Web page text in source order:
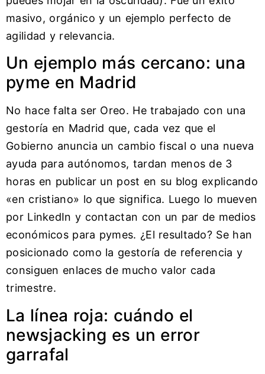
masivo, orgánico y un ejemplo perfecto de
agilidad y relevancia.
Un ejemplo más cercano: una
pyme en Madrid
No hace falta ser Oreo. He trabajado con una
gestoría en Madrid que, cada vez que el
Gobierno anuncia un cambio fiscal o una nueva
ayuda para autónomos, tardan menos de 3
horas en publicar un post en su blog explicando
«en cristiano» lo que significa. Luego lo mueven
por LinkedIn y contactan con un par de medios
económicos para pymes. ¿El resultado? Se han
posicionado como la gestoría de referencia y
consiguen enlaces de mucho valor cada
trimestre.
La línea roja: cuándo el
newsjacking es un error
garrafal